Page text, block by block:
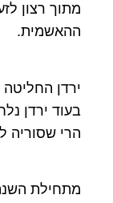
מתוך רצון
ההאשמית.
ירדן
בעוד ירדן
הרי שסוריה